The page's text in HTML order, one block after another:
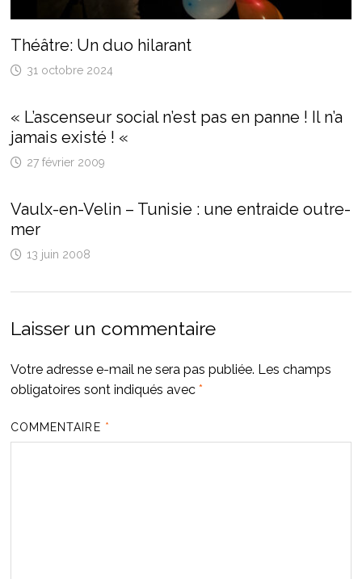
Théâtre: Un duo hilarant
31 octobre 2024
« L’ascenseur social n’est pas en panne ! Il n’a
jamais existé ! «
27 février 2009
Vaulx-en-Velin – Tunisie : une entraide outre-
mer
13 juin 2008
Laisser un commentaire
Votre adresse e-mail ne sera pas publiée. Les champs
obligatoires sont indiqués avec *
COMMENTAIRE *